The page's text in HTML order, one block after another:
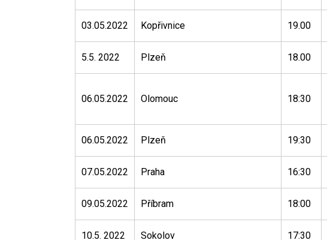
03.05.2022 Kopřivnice 19.00
5.5. 2022 Plzeň 18.00
06.05.2022 Olomouc 18:30
06.05.2022 Plzeň 19:30
07.05.2022 Praha 16:30
09.05.2022 Příbram 18:00
10.5. 2022 Sokolov 17:30